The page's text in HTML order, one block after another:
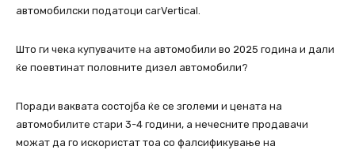
автомобилски податоци carVertical.
Што ги чека купувачите на автомобили во 2025 година и дали
ќе поевтинат половните дизел автомобили?
Поради ваквата состојба ќе се зголеми и цената на
автомобилите стари 3-4 години, а нечесните продавачи
можат да го искористат тоа со фалсификување на